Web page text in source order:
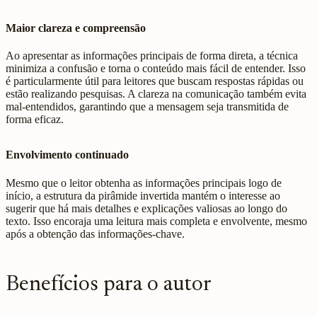
Maior clareza e compreensão
Ao apresentar as informações principais de forma direta, a técnica
minimiza a confusão e torna o conteúdo mais fácil de entender. Isso
é particularmente útil para leitores que buscam respostas rápidas ou
estão realizando pesquisas. A clareza na comunicação também evita
mal-entendidos, garantindo que a mensagem seja transmitida de
forma eficaz.
Envolvimento continuado
Mesmo que o leitor obtenha as informações principais logo de
início, a estrutura da pirâmide invertida mantém o interesse ao
sugerir que há mais detalhes e explicações valiosas ao longo do
texto. Isso encoraja uma leitura mais completa e envolvente, mesmo
após a obtenção das informações-chave.
Benefícios para o autor